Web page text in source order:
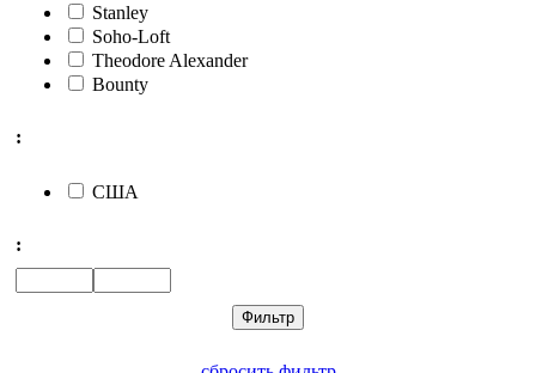
Stanley
Soho-Loft
Theodore Alexander
Bounty
:
США
: